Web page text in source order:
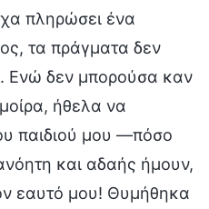
πληρώσει ένα
τα πράγματα δεν
Ενώ δεν μπορούσα καν
ήθελα να
παιδιού μου —πόσο
και αδαής ήμουν,
εαυτό μου! Θυμήθηκα